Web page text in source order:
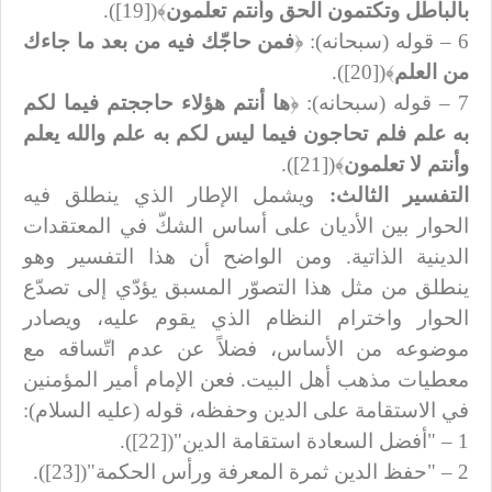
بالباطل وتكتمون الحق وأنتم تعلمون﴾([19]).
6 – قوله (سبحانه): ﴿
فمن حاجّك فيه من بعد ما جاءك
من العلم﴾([20]).
7 – قوله (سبحانه): ﴿
ها أنتم هؤلاء حاججتم فيما لكم
به علم فلم تحاجون فيما ليس لكم به علم والله يعلم
وأنتم لا تعلمون﴾([21]).
التفسير الثالث: ويشمل الإطار الذي ينطلق فيه
الحوار بين الأديان على أساس الشكّ في المعتقدات
الدينية الذاتية. ومن الواضح أن هذا التفسير وهو
ينطلق من مثل هذا التصوّر المسبق يؤدّي إلى تصدّع
الحوار واخترام النظام الذي يقوم عليه، ويصادر
موضوعه من الأساس، فضلاً عن عدم اتّساقه مع
معطيات مذهب أهل البيت. فعن الإمام أمير المؤمنين
في الاستقامة على الدين وحفظه، قوله (عليه السلام):
1 – "أفضل السعادة استقامة الدين"([22]).
2 – "حفظ الدين ثمرة المعرفة ورأس الحكمة"([23]).